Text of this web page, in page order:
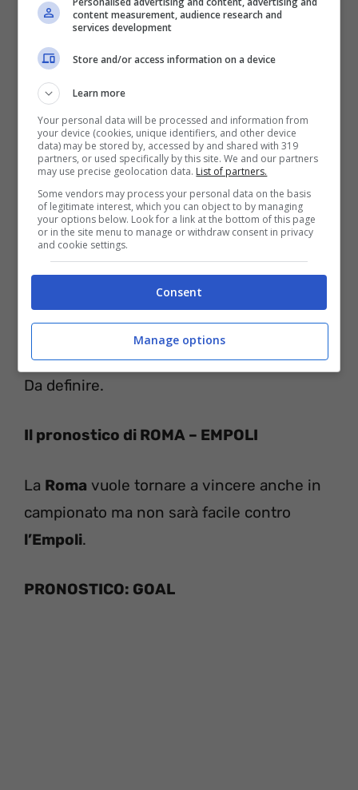
Previsioni meteo: 27 gradi, nuvoloso,
campo in ottimo stato.
ROMA – EMPOLI
E PROBABILI FORMAZIONI
Da definire.
Il pronostico di ROMA – EMPOLI
La Roma vuole tornare a vincere anche in
campionato ma non sarà facile contro
l’Empoli.
PRONOSTICO: GOAL
content measurement, audience research and
services development
Store and/or access information on a device
Learn more
Your personal data will be processed and information from
your device (cookies, unique identifiers, and other device
data) may be stored by, accessed by and shared with 319
partners, or used specifically by this site. We and our partners
may use precise geolocation data. List of partners.
Some vendors may process your personal data on the basis
of legitimate interest, which you can object to by managing
your options below. Look for a link at the bottom of this page
or in the site menu to manage or withdraw consent in privacy
and cookie settings.
Consent
Manage options